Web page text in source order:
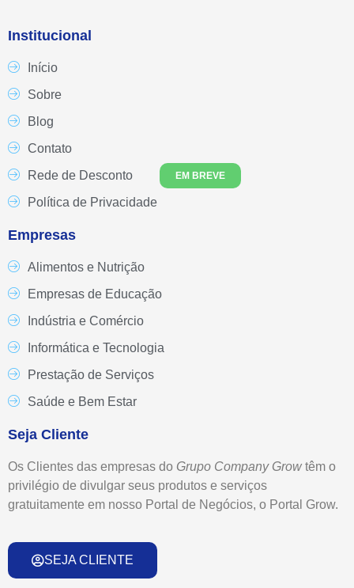
Institucional
EM BREVE
Início
Sobre
Blog
Contato
Rede de Desconto
Política de Privacidade
Empresas
Alimentos e Nutrição
Empresas de Educação
Indústria e Comércio
Informática e Tecnologia
Prestação de Serviços
Saúde e Bem Estar
Seja Cliente
Os Clientes das empresas do Grupo Company Growtêm o
privilégio de divulgar seus produtos e serviços
gratuitamente em nosso Portal de Negócios, o Portal Grow.
SEJA CLIENTE